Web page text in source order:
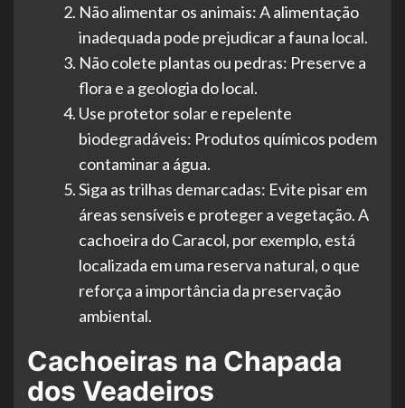
Não alimentar os animais: A alimentação
inadequada pode prejudicar a fauna local.
Não colete plantas ou pedras: Preserve a
flora e a geologia do local.
Use protetor solar e repelente
biodegradáveis: Produtos químicos podem
contaminar a água.
Siga as trilhas demarcadas: Evite pisar em
áreas sensíveis e proteger a vegetação. A
cachoeira do Caracol, por exemplo, está
localizada em uma reserva natural, o que
reforça a importância da preservação
ambiental.
Cachoeiras na Chapada
dos Veadeiros